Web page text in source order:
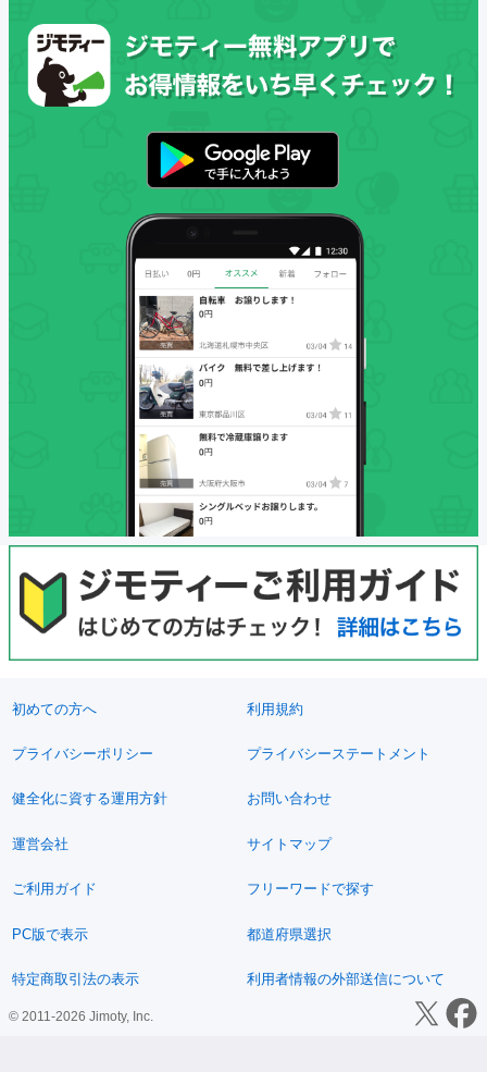
初めての方へ 利用規約
プライバシーポリシー プライバシーステートメント
健全化に資する運用方針 お問い合わせ
運営会社 サイトマップ
ご利用ガイド フリーワードで探す
PC版で表示 都道府県選択
特定商取引法の表示 利用者情報の外部送信について
© 2011-2026 Jimoty, Inc.